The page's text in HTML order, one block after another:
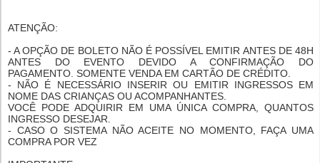
ATENÇÃO:
- A OPÇÃO DE BOLETO NÃO É POSSÍVEL EMITIR ANTES DE 48H
ANTES DO EVENTO DEVIDO A CONFIRMAÇÃO DO
PAGAMENTO. SOMENTE VENDA EM CARTÃO DE CRÉDITO.
- NÃO É NECESSÁRIO INSERIR OU EMITIR INGRESSOS EM
NOME DAS CRIANÇAS OU ACOMPANHANTES.
VOCÊ PODE ADQUIRIR EM UMA ÚNICA COMPRA, QUANTOS
INGRESSO DESEJAR.
- CASO O SISTEMA NÃO ACEITE NO MOMENTO, FAÇA UMA
COMPRA POR VEZ